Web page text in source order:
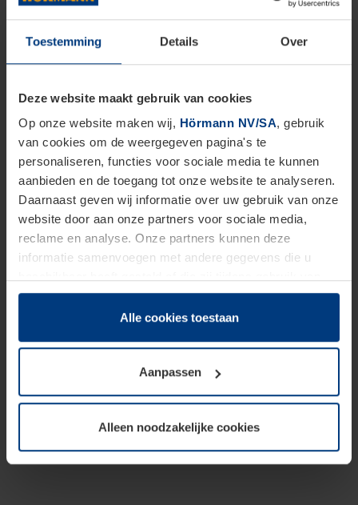
Toestemming Details Over
Deze website maakt gebruik van cookies
Op onze website maken wij, Hörmann NV/SA, gebruik
van cookies om de weergegeven pagina's te
personaliseren, functies voor sociale media te kunnen
aanbieden en de toegang tot onze website te analyseren.
Daarnaast geven wij informatie over uw gebruik van onze
website door aan onze partners voor sociale media,
reclame en analyse. Onze partners kunnen deze
informatie samenvoegen met andere gegevens die u
hun diensten hebben verzameld.
Juridisch hebben wij het recht om cookies op uw
van deze pagina's absoluut vereist is. Voor alle andere
soorten cookies is uw toestemming benodigd. Uw
toestemming kunt u op elk moment bij de uitleg van de
wijzigen of herroepen.
Alle cookies toestaan
Aanpassen
Alleen noodzakelijke cookies